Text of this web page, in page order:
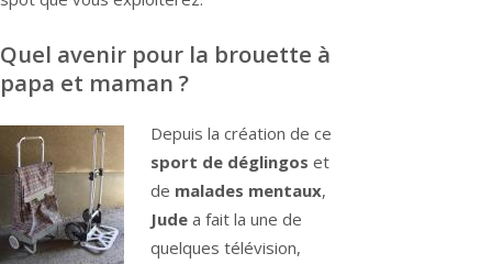
Quel avenir pour la brouette à
papa et maman ?
Depuis la création de ce
sport de déglingos et
de malades mentaux,
Jude a fait la une de
quelques télévision,